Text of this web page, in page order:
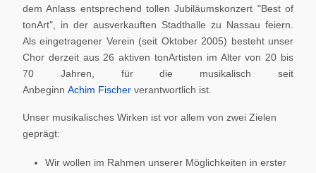
dem Anlass entsprechend tollen Jubiläumskonzert "Best of
tonArt", in der ausverkauften Stadthalle zu Nassau feiern.
Als eingetragener Verein (seit Oktober 2005) besteht unser
Chor derzeit aus 26 aktiven tonArtisten im Alter von 20 bis
70 Jahren, für die musikalisch seit
Anbeginn Achim Fischer verantwortlich ist.
Unser musikalisches Wirken ist vor allem von zwei Zielen
geprägt:
Wir wollen im Rahmen unserer Möglichkeiten in erster